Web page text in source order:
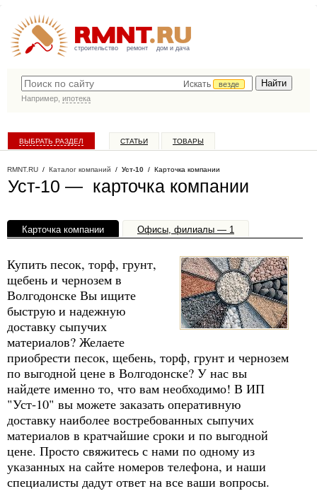
строительство ремонт дом и дача
Искать
везде
Например, ипотека
ВЫБРАТЬ РАЗДЕЛ СТАТЬИ ТОВАРЫ
RMNT.RU / Каталог компаний / Уст-10 / Карточка компании
Уст-10 — карточка компании
Карточка компании Офисы, филиалы — 1
Купить песок, торф, грунт,
щебень и чернозем в
Волгодонске Вы ищите
быструю и надежную
доставку сыпучих
материалов? Желаете
приобрести песок, щебень, торф, грунт и чернозем
по выгодной цене в Волгодонске? У нас вы
найдете именно то, что вам необходимо! В ИП
"Уст-10" вы можете заказать оперативную
доставку наиболее востребованных сыпучих
материалов в кратчайшие сроки и по выгодной
цене. Просто свяжитесь с нами по одному из
указанных на сайте номеров телефона, и наши
специалисты дадут ответ на все ваши вопросы.